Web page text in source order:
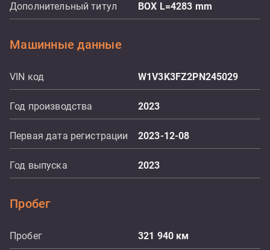
Дополнительный титул BOX L=4283 mm
Машинные данные
VIN код W1V3K3FZ2PN245029
Год производства 2023
Первая дата регистрации 2023-12-08
Год выпуска 2023
Пробег
Пробег 321 940 км